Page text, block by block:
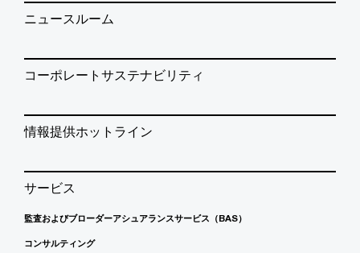
ニュースルーム
コーポレートサステナビリティ
情報提供ホットライン
サービス
監査およびブローダーアシュアランスサービス（BAS）
コンサルティング